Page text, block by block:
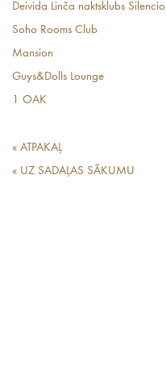
Deivida Linča naktsklubs Silencio
Soho Rooms Club
Mansion
Guys&Dolls Lounge
1 OAK
« ATPAKAĻ
« UZ SADAĻAS SĀKUMU